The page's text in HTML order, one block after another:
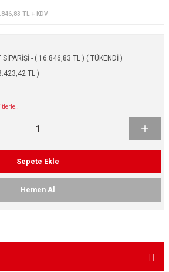
TL + KDV
- ( 16.846,83 TL ) ( TÜKENDİ )
TL )
Sepete Ekle
Hemen Al